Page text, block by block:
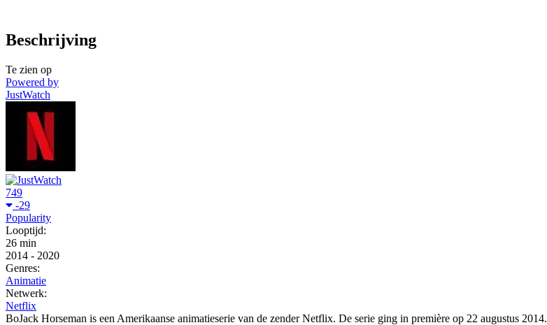
Beschrijving
Te zien op
Powered by
JustWatch
749
-29
Popularity
Looptijd:
26 min
2014 - 2020
Genres:
Animatie
Netwerk:
Netflix
BoJack Horseman is een Amerikaanse animatieserie van de zender Netflix. De serie ging in première op 22 augustus 2014.